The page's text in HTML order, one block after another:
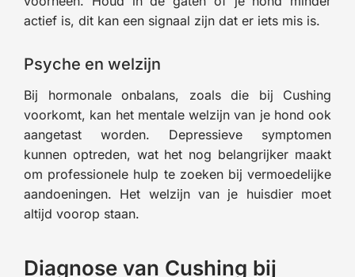
actief is, dit kan een signaal zijn dat er iets mis is.
Psyche en welzijn
Bij hormonale onbalans, zoals die bij Cushing
voorkomt, kan het mentale welzijn van je hond ook
aangetast worden. Depressieve symptomen
kunnen optreden, wat het nog belangrijker maakt
om professionele hulp te zoeken bij vermoedelijke
aandoeningen. Het welzijn van je huisdier moet
altijd voorop staan.
Diagnose van Cushing bij